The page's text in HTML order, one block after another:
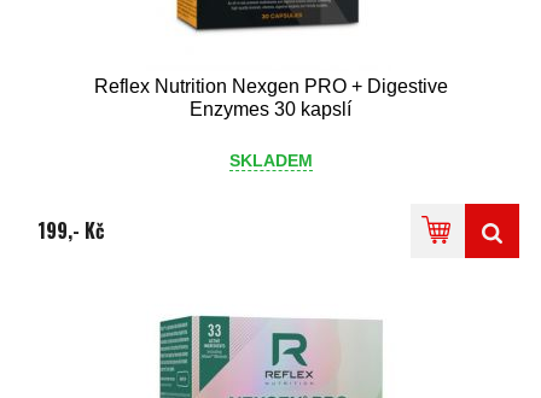
Reflex Nutrition Nexgen PRO + Digestive
Enzymes 30 kapslí
SKLADEM
199,- Kč